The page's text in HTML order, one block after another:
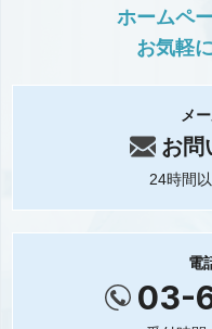
ホームペ
お気軽
メ
お問
24時間
電
03-